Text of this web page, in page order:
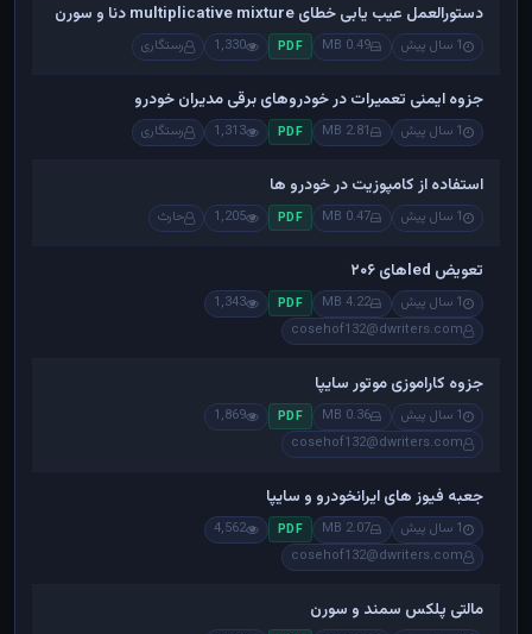
دستورالعمل عیب یابی خطای multiplicative mixture دنا و سورن
1 سال پیش 0.49 MB
PDF
1,330 رستگاری
جزوه ایمنی تعمیرات در خودروهای برقی مدیران خودرو
1 سال پیش 2.81 MB
PDF
1,313 رستگاری
استفاده از کامپوزیت در خودرو ها
1 سال پیش 0.47 MB
PDF
1,205 حارث
تعویض ledهای ۲۰۶
1 سال پیش 4.22 MB
PDF
1,343
cosehof132@dwriters.com
جزوه کاراموزی موتور سایپا
1 سال پیش 0.36 MB
PDF
1,869
cosehof132@dwriters.com
جعبه فیوز های ایرانخودرو و سایپا
1 سال پیش 2.07 MB
PDF
4,562
cosehof132@dwriters.com
مالتی پلکس سمند و سورن